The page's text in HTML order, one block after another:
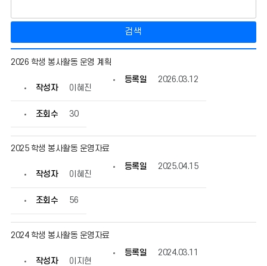
검색
사
물
호,
등
록
일,
2026 학생 봉사활동 운영 계획
작성자 이혜진
등록일 2026.03.12
조회수 30
2025 학생 봉사활동 운영자료
작성자 이혜진
등록일 2025.04.15
조회수 56
2024 학생 봉사활동 운영자료
작성자 이지현
등록일 2024.03.11